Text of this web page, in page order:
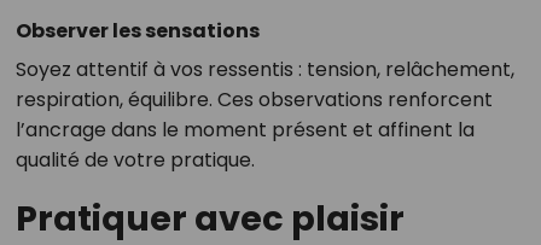
Observer les sensations
Soyez attentif à vos ressentis : tension, relâchement,
respiration, équilibre. Ces observations renforcent
l’ancrage dans le moment présent et affinent la
qualité de votre pratique.
Pratiquer avec plaisir